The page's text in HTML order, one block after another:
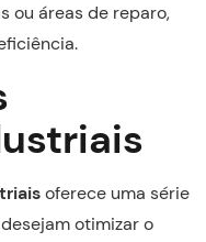
ou áreas de reparo,
oferece uma série
otimizar o